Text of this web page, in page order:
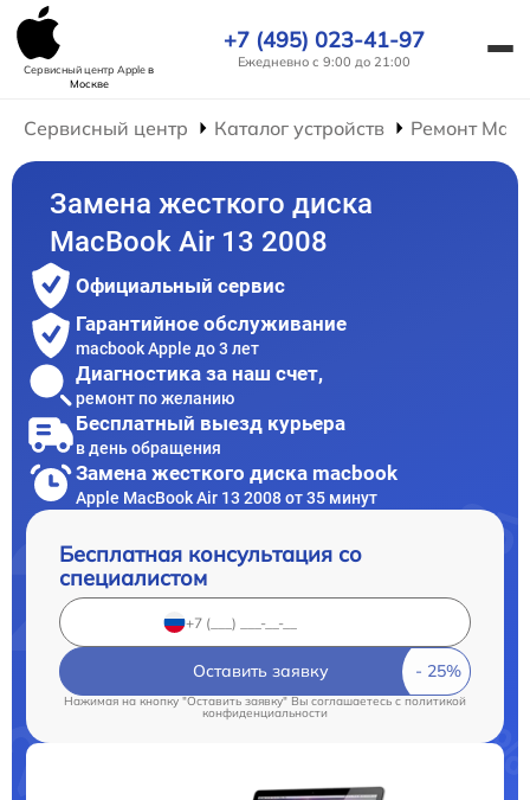
Сервисный центр Appleв
Москве
+7 (495) 023-41-97
Ежедневно с 9:00 до 21:00
Сервисный центр Каталог устройств Ремонт
Замена жесткого диска
MacBook Air 13 2008
Официальный сервис
Гарантийное обслуживание
macbook Apple до 3 лет
Диагностика за наш счет,
ремонт по желанию
Бесплатный выезд курьера
в день обращения
Замена жесткого диска macbook
Apple MacBook Air 13 2008 от 35 минут
Бесплатная консультация со
специалистом
Оставить заявку
Нажимая на кнопку "Оставить заявку" Вы соглашаетесь cполитикой
конфиденциальности